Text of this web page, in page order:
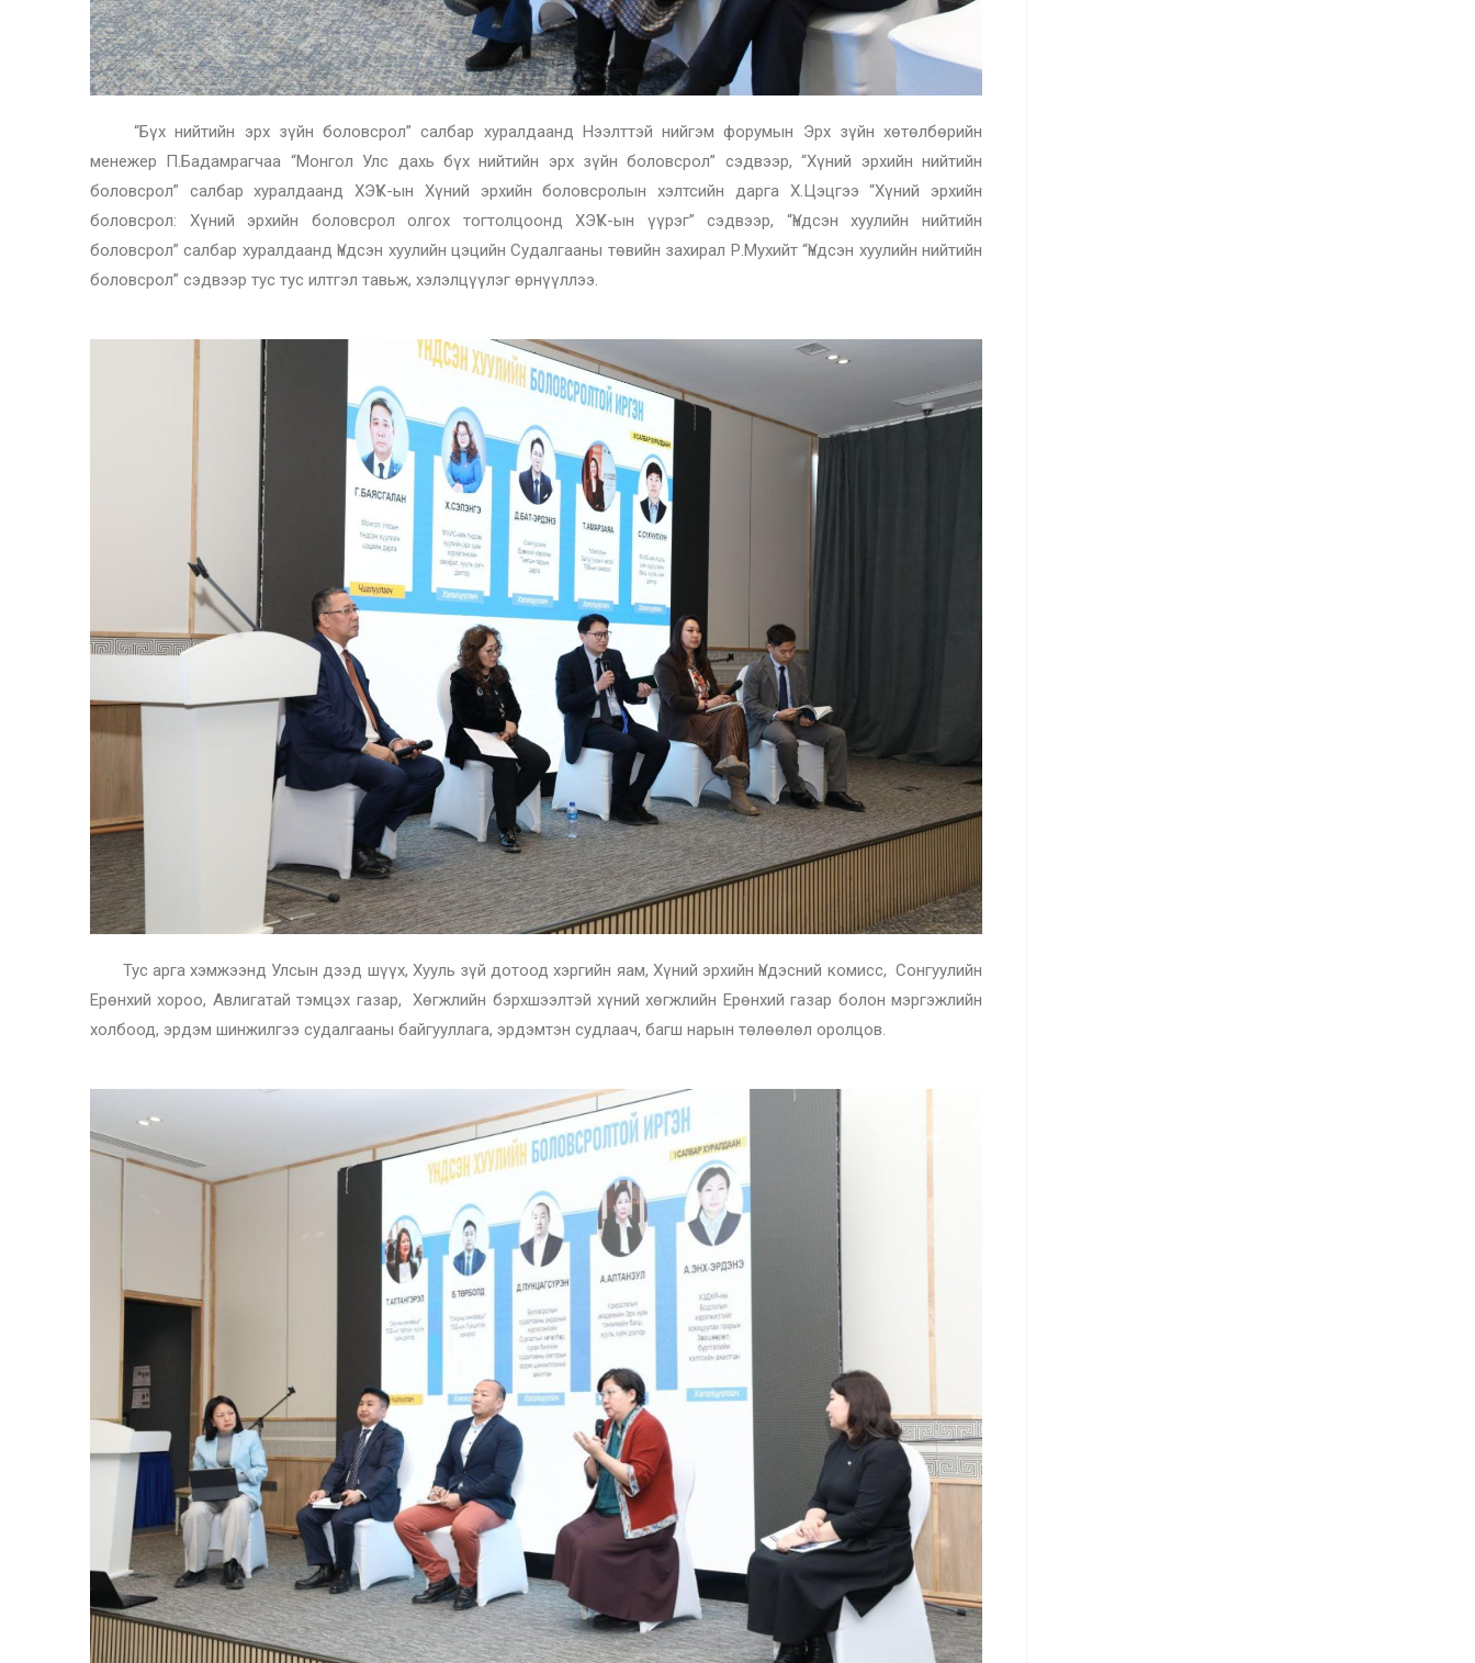
“Бүх нийтийн эрх зүйн боловсрол” салбар хуралдаанд Нээлттэй нийгэм форумын Эрх зүйн хөтөлбөрийн
менежер П.Бадамрагчаа “Монгол Улс дахь бүх нийтийн эрх зүйн боловсрол” сэдвээр, “Хүний эрхийн нийтийн
боловсрол” салбар хуралдаанд ХЭҮК-ын Хүний эрхийн боловсролын хэлтсийн дарга Х.Цэцгээ “Хүний эрхийн
боловсрол: Хүний эрхийн боловсрол олгох тогтолцоонд ХЭҮК-ын үүрэг” сэдвээр, “Үндсэн хуулийн нийтийн
боловсрол” салбар хуралдаанд Үндсэн хуулийн цэцийн Судалгааны төвийн захирал Р.Мухийт “Үндсэн хуулийн нийтийн
боловсрол” сэдвээр тус тус илтгэл тавьж, хэлэлцүүлэг өрнүүллээ.
Тус арга хэмжээнд Улсын дээд шүүх, Хууль зүй дотоод хэргийн яам, Хүний эрхийн Үндэсний комисс, Сонгуулийн
Ерөнхий хороо, Авлигатай тэмцэх газар, Хөгжлийн бэрхшээлтэй хүний хөгжлийн Ерөнхий газар болон мэргэжлийн
холбоод, эрдэм шинжилгээ судалгааны байгууллага, эрдэмтэн судлаач, багш нарын төлөөлөл оролцов.